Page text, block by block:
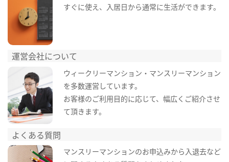
すぐに使え、入居日から通常に生活ができます。
運営会社について
ウィークリーマンション・マンスリーマンション
を多数運営しています。
お客様のご利用目的に応じて、幅広くご紹介させ
て頂きます。
よくある質問
マンスリーマンションのお申込みから入退去など